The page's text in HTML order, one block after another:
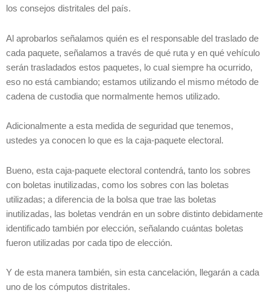
los consejos distritales del país.
Al aprobarlos señalamos quién es el responsable del traslado de
cada paquete, señalamos a través de qué ruta y en qué vehículo
serán trasladados estos paquetes, lo cual siempre ha ocurrido,
eso no está cambiando; estamos utilizando el mismo método de
cadena de custodia que normalmente hemos utilizado.
Adicionalmente a esta medida de seguridad que tenemos,
ustedes ya conocen lo que es la caja-paquete electoral.
Bueno, esta caja-paquete electoral contendrá, tanto los sobres
con boletas inutilizadas, como los sobres con las boletas
utilizadas; a diferencia de la bolsa que trae las boletas
inutilizadas, las boletas vendrán en un sobre distinto debidamente
identificado también por elección, señalando cuántas boletas
fueron utilizadas por cada tipo de elección.
Y de esta manera también, sin esta cancelación, llegarán a cada
uno de los cómputos distritales.